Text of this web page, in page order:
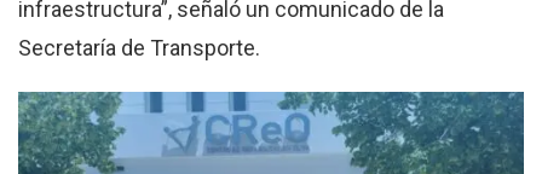
infraestructura”, señaló un comunicado de la
Secretaría de Transporte.